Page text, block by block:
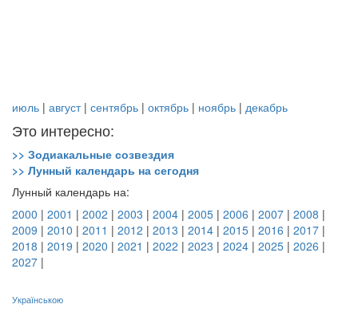
июль | август| сентябрь | октябрь | ноябрь | декабрь
Это интересно:
>> Зодиакальные созвездия
>> Лунный календарь на сегодня
Лунный календарь на:
2000 | 2001 | 2002 | 2003 | 2004 | 2005 | 2006 | 2007 | 2008 |
2009 | 2010 | 2011 | 2012 | 2013 | 2014 | 2015 | 2016 | 2017 |
2018 | 2019 | 2020 | 2021 | 2022 | 2023 | 2024 | 2025 | 2026 |
2027 |
Українською